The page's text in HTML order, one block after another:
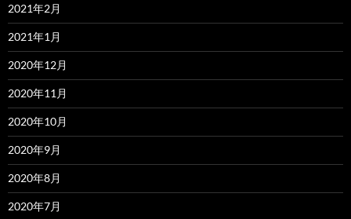
2021年2月
2021年1月
2020年12月
2020年11月
2020年10月
2020年9月
2020年8月
2020年7月